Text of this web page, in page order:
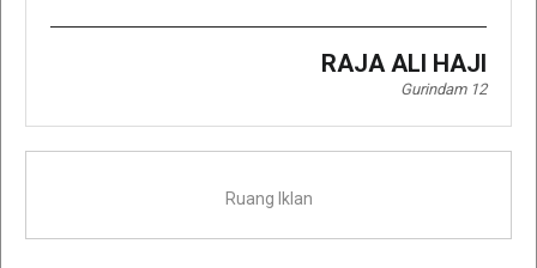
RAJA ALI HAJI
Gurindam 12
Ruang Iklan